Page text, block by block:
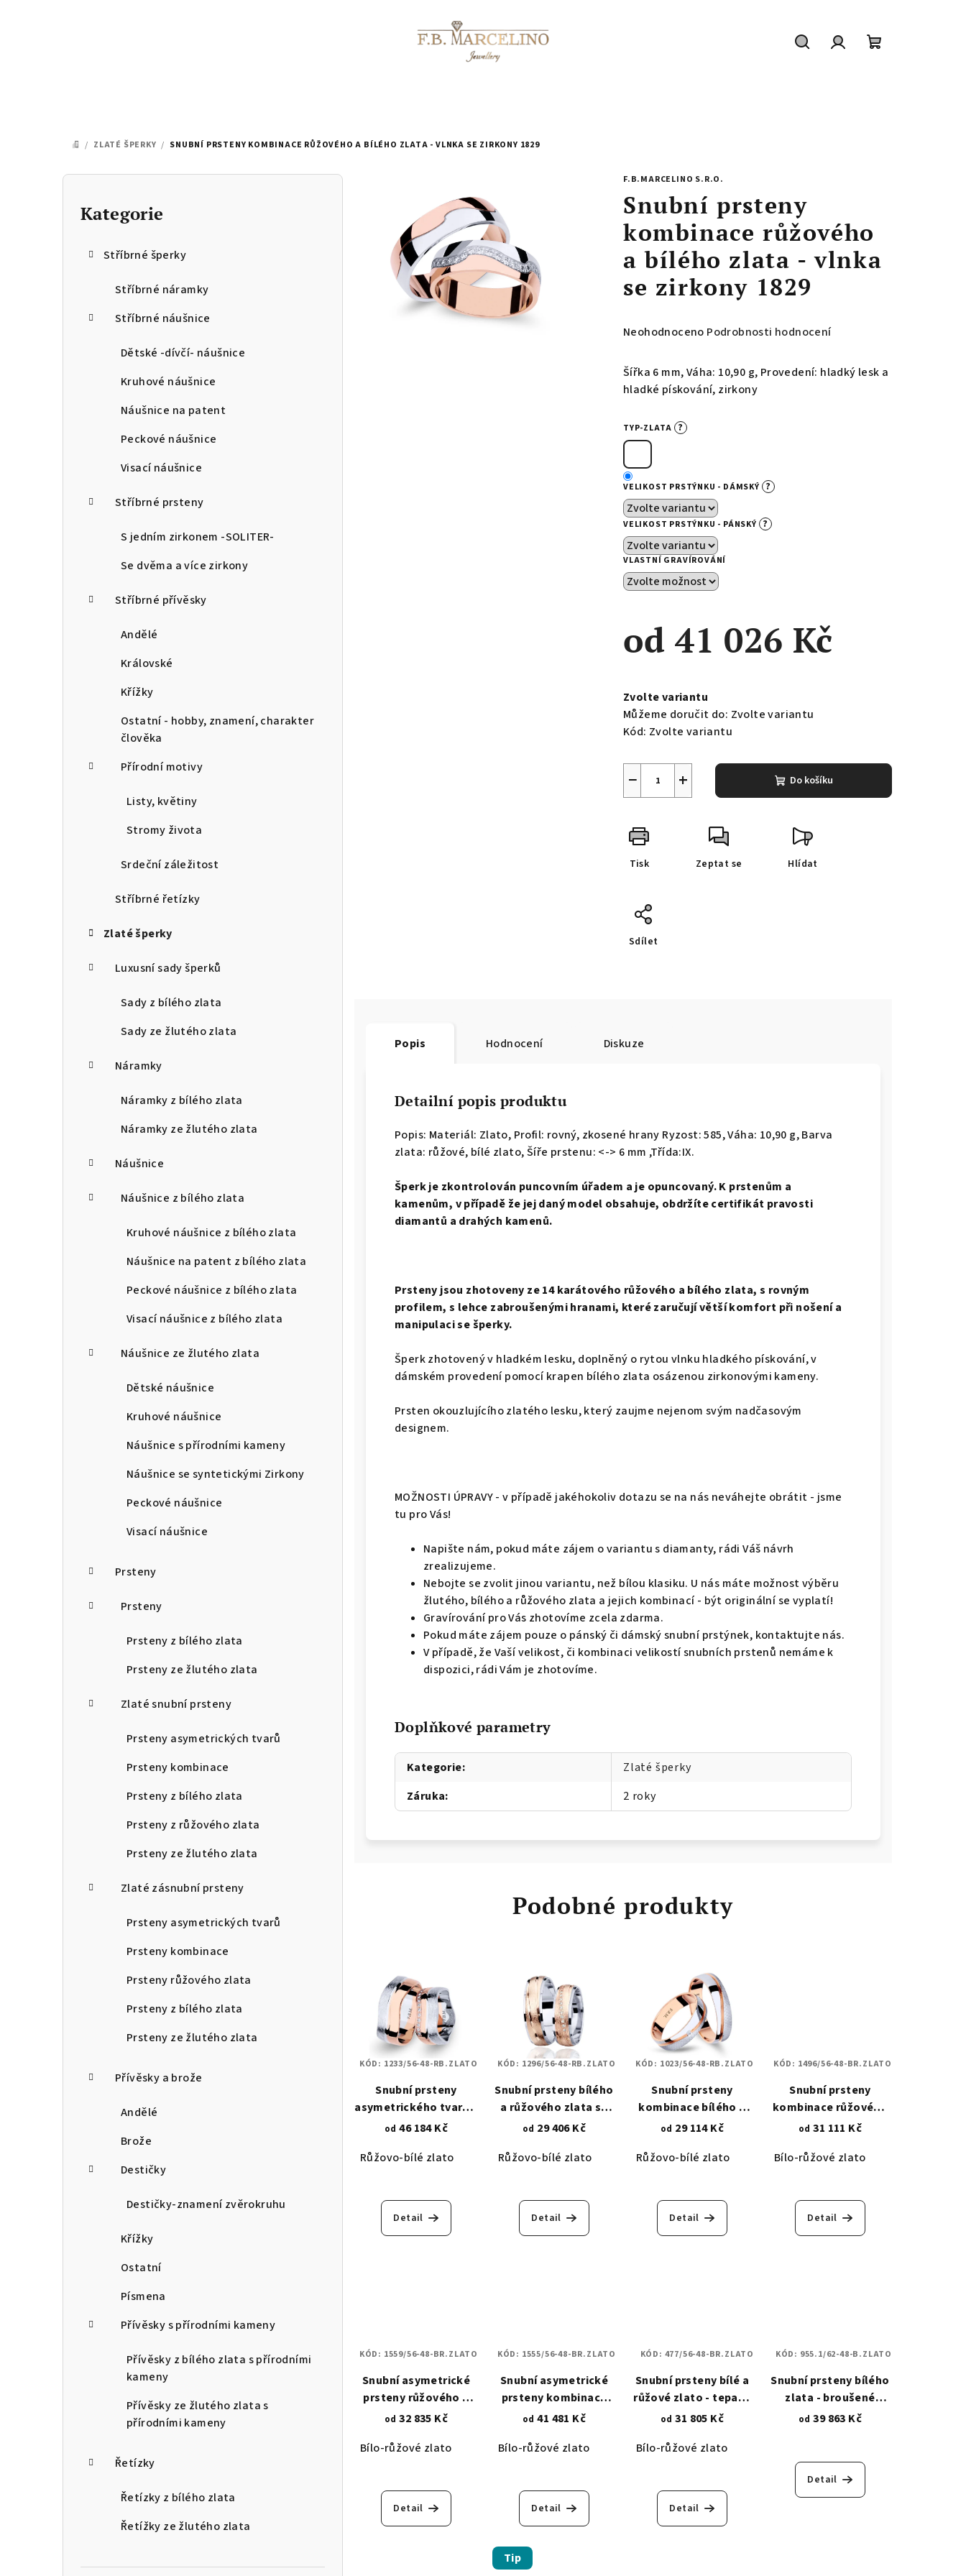
DOMŮ
/ ZLATÉ ŠPERKY / SNUBNÍ PRSTENY KOMBINACE RŮŽOVÉHO A BÍLÉHO ZLATA - VLNKA SE ZIRKONY 1829
P
Přeskočit
kategorie
Kategorie
Stříbrné šperky
Stříbrné náramky
Stříbrné náušnice
Dětské -dívčí- náušnice
Kruhové náušnice
Náušnice na patent
Peckové náušnice
Visací náušnice
Stříbrné prsteny
S jedním zirkonem -SOLITER-
Se dvěma a více zirkony
Stříbrné přívěsky
Andělé
Královské
Křížky
Ostatní - hobby, znamení, charakter
člověka
Přírodní motivy
Listy, květiny
Stromy života
Srdeční záležitost
Stříbrné řetízky
Zlaté šperky
Luxusní sady šperků
Sady z bílého zlata
Sady ze žlutého zlata
Náramky
Náramky z bílého zlata
Náramky ze žlutého zlata
Náušnice
Náušnice z bílého zlata
Kruhové náušnice z bílého zlata
Náušnice na patent z bílého zlata
Peckové náušnice z bílého zlata
Visací náušnice z bílého zlata
Náušnice ze žlutého zlata
Dětské náušnice
Kruhové náušnice
Náušnice s přírodními kameny
Náušnice se syntetickými Zirkony
Peckové náušnice
Visací náušnice
Prsteny
Prsteny
Prsteny z bílého zlata
Prsteny ze žlutého zlata
Zlaté snubní prsteny
Prsteny asymetrických tvarů
Prsteny kombinace
Prsteny z bílého zlata
Prsteny z růžového zlata
Prsteny ze žlutého zlata
Zlaté zásnubní prsteny
Prsteny asymetrických tvarů
Prsteny kombinace
Prsteny růžového zlata
Prsteny z bílého zlata
Prsteny ze žlutého zlata
Přívěsky a brože
Andělé
Brože
Destičky
Destičky-znamení zvěrokruhu
Křížky
Ostatní
Písmena
Přívěsky s přírodními kameny
Přívěsky z bílého zlata s přírodními
kameny
Přívěsky ze žlutého zlata s
přírodními kameny
Řetízky
Řetízky z bílého zlata
Řetížky ze žlutého zlata
F.B.MARCELINO S.R.O.
Snubní prsteny
kombinace růžového
a bílého zlata - vlnka
se zirkony 1829
Průměrné
produktu
je
5
Neohodnoceno Podrobnosti hodnocení
Šířka 6 mm, Váha: 10,90 g, Provedení: hladký lesk a
hladké pískování, zirkony
TYP-ZLATA ?
VELIKOST PRSTÝNKU - DÁMSKÝ ?
VELIKOST PRSTÝNKU - PÁNSKÝ ?
VLASTNÍ GRAVÍROVÁNÍ
od41 026 Kč
cena:
Zvolte variantu
Můžeme doručit do: Zvolte variantu
Kód: Zvolte variantu
+
− Do košíku
Tisk Zeptat se Hlídat
Sdílet
Popis Hodnocení Diskuze
Detailní popis produktu
Popis: Materiál: Zlato, Profil: rovný, zkosené hrany Ryzost: 585, Váha: 10,90 g, Barva
zlata: růžové, bílé zlato, Šíře prstenu: <-> 6 mm ,Třída:IX.
Šperk je zkontrolován puncovním úřadem a je opuncovaný. K prstenům a
kamenům, v případě že jej daný model obsahuje, obdržíte certifikát pravosti
diamantů a drahých kamenů.
Prsteny jsou zhotoveny ze 14 karátového růžového a bílého zlata, s rovným
profilem, s lehce zabroušenými hranami, které zaručují větší komfort při nošení a
manipulaci se šperky.
Šperk zhotovený v hladkém lesku, doplněný o rytou vlnku hladkého pískování, v
dámském provedení pomocí krapen bílého zlata osázenou zirkonovými kameny.
Prsten okouzlujícího zlatého lesku, který zaujme nejenom svým nadčasovým
designem.
MOŽNOSTI ÚPRAVY - v případě jakéhokoliv dotazu se na nás neváhejte obrátit - jsme
tu pro Vás!
Napište nám, pokud máte zájem o variantu s diamanty, rádi Váš návrh
zrealizujeme.
Nebojte se zvolit jinou variantu, než bílou klasiku. U nás máte možnost výběru
žlutého, bílého a růžového zlata a jejich kombinací - být originální se vyplatí!
Gravírování pro Vás zhotovíme zcela zdarma.
Pokud máte zájem pouze o pánský či dámský snubní prstýnek, kontaktujte nás.
V případě, že Vaší velikost, či kombinaci velikostí snubních prstenů nemáme k
dispozici, rádi Vám je zhotovíme.
Doplňkové parametry
Kategorie:
Zlaté šperky
Záruka: 2 roky
Podobné produkty
Snubní prsteny
asymetrického tvaru v
kombinaci bílého a
zirkony 1233
od 46 184 Kč
Růžovo-bílé zlato
Detail
KÓD: 1233/56-48-RB.ZLATO
Snubní prsteny bílého
a růžového zlata se
zirkony - vzorovaný
od 29 406 Kč
Růžovo-bílé zlato
Detail
KÓD: 1296/56-48-RB.ZLATO
Snubní prsteny
kombinace bílého a
růžového zlata - s
a zirkonem 1023
od 29 114 Kč
Růžovo-bílé zlato
Detail
KÓD: 1023/56-48-RB.ZLATO
Snubní prsteny
kombinace růžového
a bílého zlata - design
pískování 1496
od 31 111 Kč
Bílo-růžové zlato
Detail
KÓD: 1496/56-48-BR.ZLATO
Snubní asymetrické
prsteny růžového a
bílého zlata - hladké
od 32 835 Kč
Bílo-růžové zlato
Detail
KÓD: 1559/56-48-BR.ZLATO
Snubní asymetrické
prsteny kombinace
růžového a bílého
1555
od 41 481 Kč
Bílo-růžové zlato
Detail
KÓD: 1555/56-48-BR.ZLATO
Snubní prsteny bílé a
růžové zlato - tepaný
477
od 31 805 Kč
Bílo-růžové zlato
Detail
KÓD: 477/56-48-BR.ZLATO
Snubní prsteny bílého
zlata - broušené
zkosené linie - zirkony
od 39 863 Kč
Detail
KÓD: 955.1/62-48-B.ZLATO
Tip